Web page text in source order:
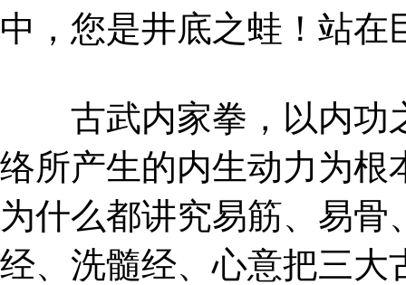
中，您是井底之蛙！站
古武内家拳，以内功
络所产生的内生动力为根
为什么都讲究易筋、易
经、洗髓经、心意把三大